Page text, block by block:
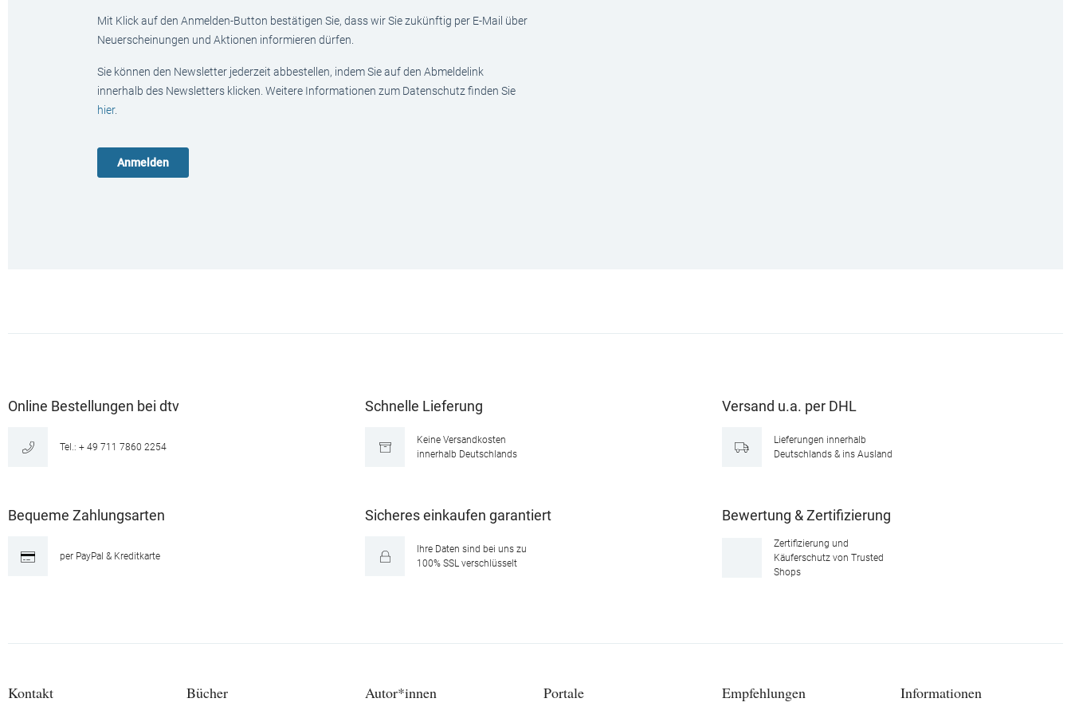
Mit Klick auf den Anmelden-Button bestätigen Sie, dass wir Sie zukünftig per E-Mail über
Neuerscheinungen und Aktionen informieren dürfen.
Sie können den Newsletter jederzeit abbestellen, indem Sie auf den Abmeldelink
innerhalb des Newsletters klicken. Weitere Informationen zum Datenschutz finden Sie
hier.
Online Bestellungen bei dtv
Tel.: + 49 711 7860 2254
Schnelle Lieferung
Keine Versandkosten
innerhalb Deutschlands
Versand u.a. per DHL
Lieferungen innerhalb
Deutschlands & ins Ausland
Bequeme Zahlungsarten
per PayPal & Kreditkarte
Sicheres einkaufen garantiert
Ihre Daten sind bei uns zu
100% SSL verschlüsselt
Bewertung & Zertifizierung
Zertifizierung und
Käuferschutz von Trusted
Shops
Kontakt Bücher Autor*innen Portale Empfehlungen Informationen